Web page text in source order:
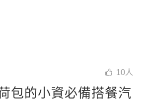
10人
包的小資必備搭餐汽